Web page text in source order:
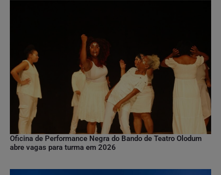
Oficina de Performance Negra do Bando de Teatro Olodum
abre vagas para turma em 2026